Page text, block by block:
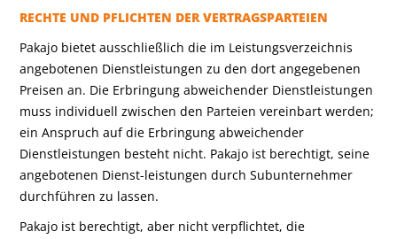
RECHTE UND PFLICHTEN DER VERTRAGSPARTEIEN
Pakajo bietet ausschließlich die im Leistungsverzeichnis
angebotenen Dienstleistungen zu den dort angegebenen
Preisen an. Die Erbringung abweichender Dienstleistungen
muss individuell zwischen den Parteien vereinbart werden;
ein Anspruch auf die Erbringung abweichender
Dienstleistungen besteht nicht. Pakajo ist berechtigt, seine
angebotenen Dienst-leistungen durch Subunternehmer
durchführen zu lassen.
Pakajo ist berechtigt, aber nicht verpflichtet, die